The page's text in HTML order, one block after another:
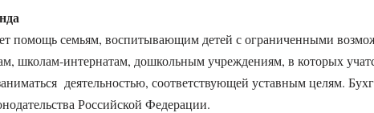
помощь семьям, воспитывающим детей с ограниченными
школам-интернатам, дошкольным учреждениям, в которых
деятельностью, соответствующей уставным целям.
Российской Федерации.